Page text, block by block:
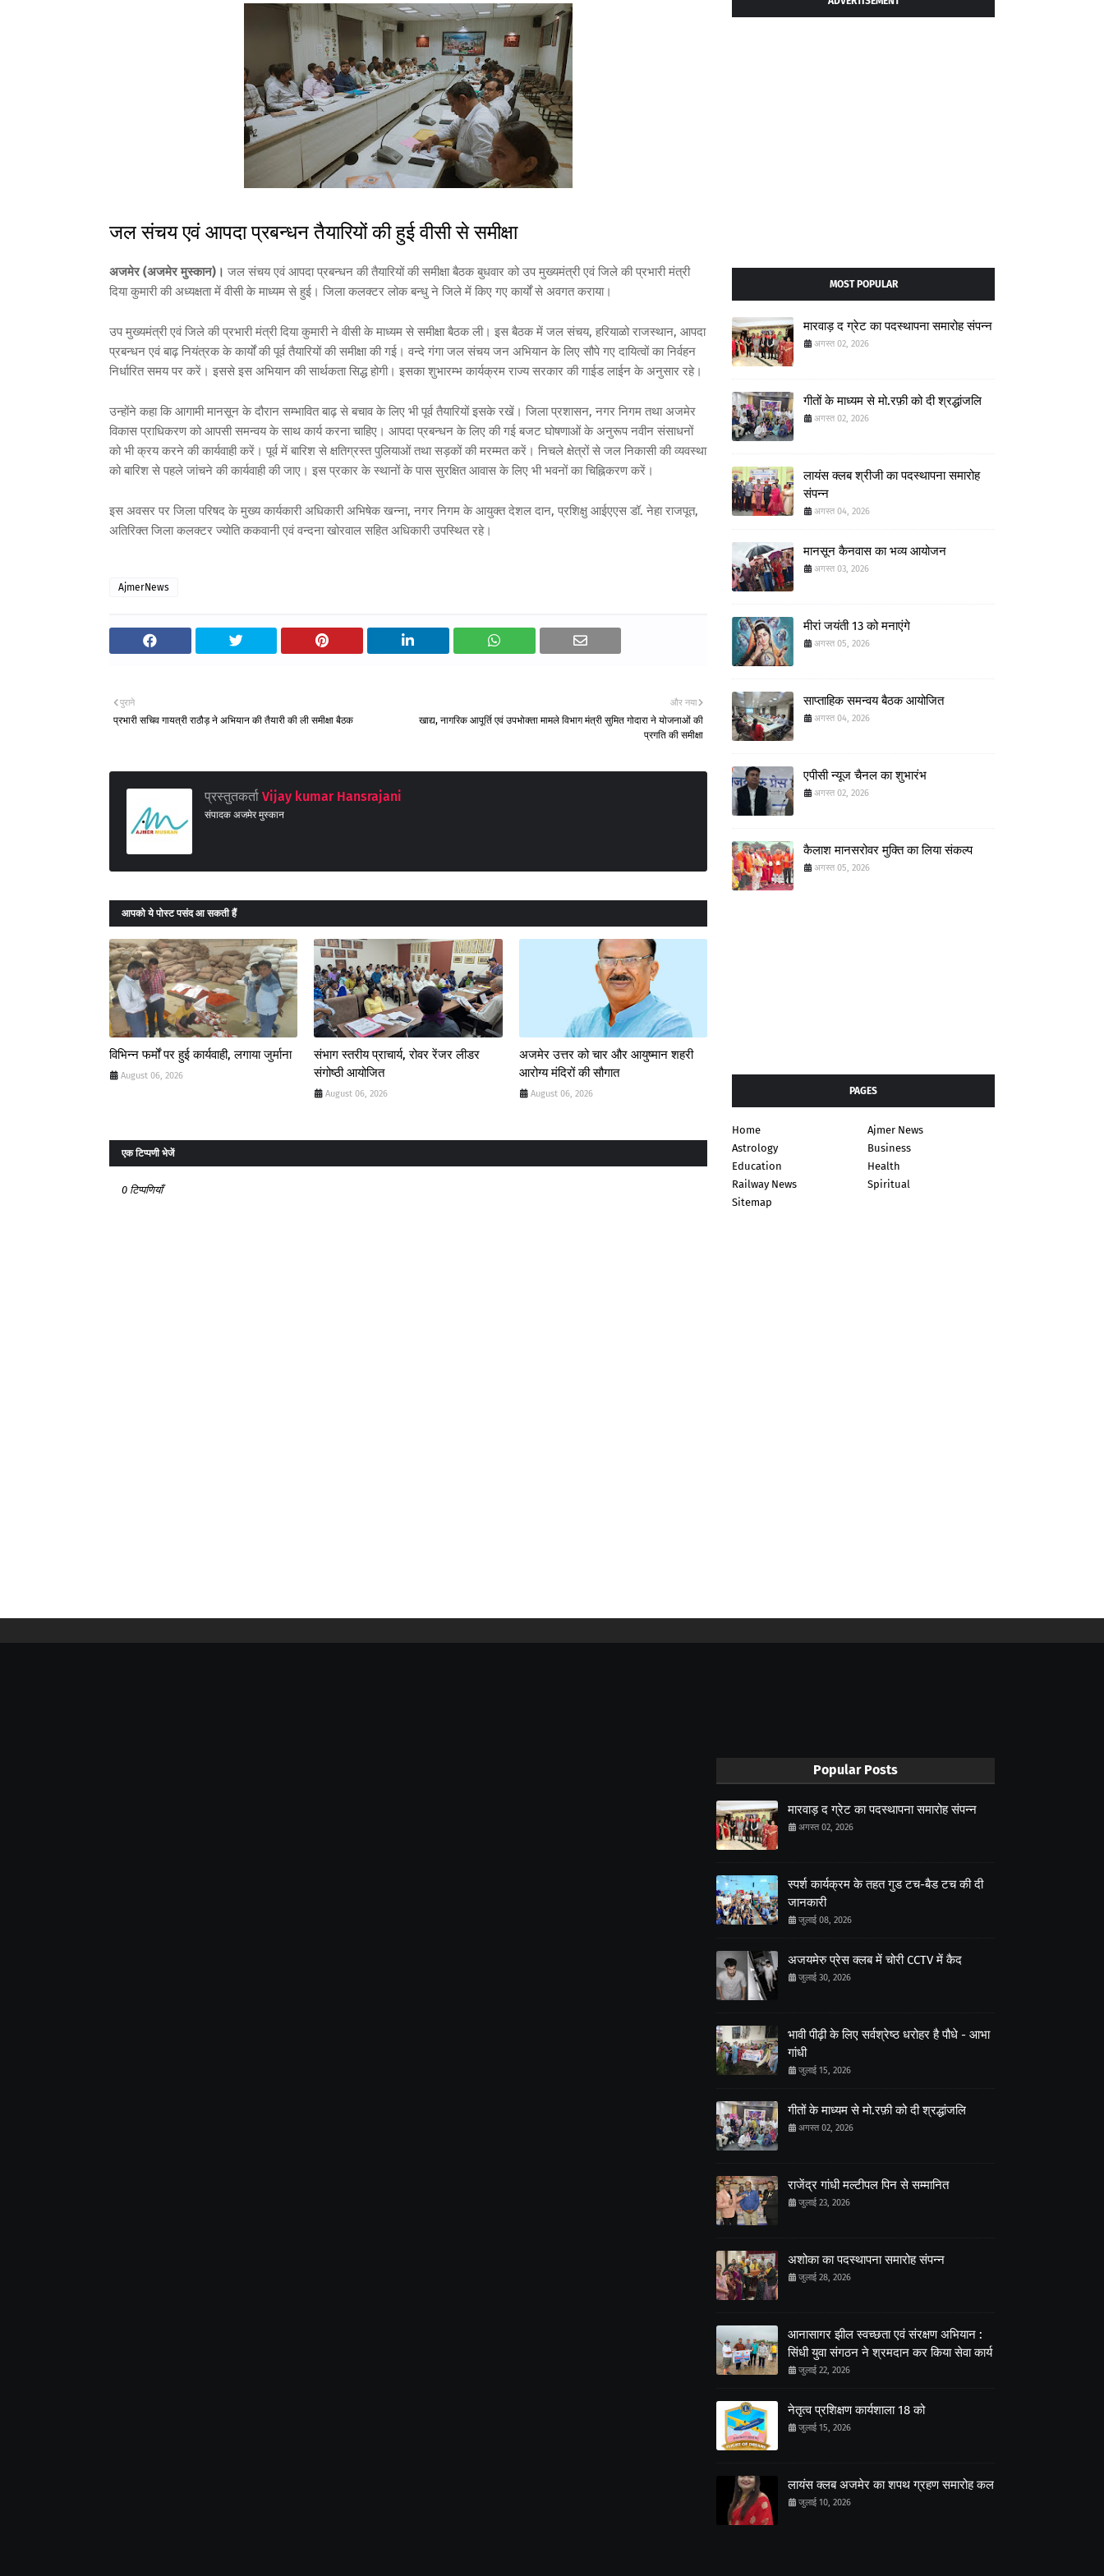
जल संचय एवं आपदा प्रबन्धन तैयारियों की हुई वीसी से समीक्षा
अजमेर (अजमेर मुस्कान)। जल संचय एवं आपदा प्रबन्धन की तैयारियों की समीक्षा बैठक बुधवार को उप मुख्यमंत्री एवं जिले की प्रभारी मंत्री
दिया कुमारी की अध्यक्षता में वीसी के माध्यम से हुई। जिला कलक्टर लोक बन्धु ने जिले में किए गए कार्यों से अवगत कराया।
उप मुख्यमंत्री एवं जिले की प्रभारी मंत्री दिया कुमारी ने वीसी के माध्यम से समीक्षा बैठक ली। इस बैठक में जल संचय, हरियाळो राजस्थान, आपदा
प्रबन्धन एवं बाढ़ नियंत्रक के कार्यों की पूर्व तैयारियों की समीक्षा की गई। वन्दे गंगा जल संचय जन अभियान के लिए सौपे गए दायित्वों का निर्वहन
निर्धारित समय पर करें। इससे इस अभियान की सार्थकता सिद्ध होगी। इसका शुभारम्भ कार्यक्रम राज्य सरकार की गाईड लाईन के अनुसार रहे।
उन्होंने कहा कि आगामी मानसून के दौरान सम्भावित बाढ़ से बचाव के लिए भी पूर्व तैयारियों इसके रखें। जिला प्रशासन, नगर निगम तथा अजमेर
विकास प्राधिकरण को आपसी समन्वय के साथ कार्य करना चाहिए। आपदा प्रबन्धन के लिए की गई बजट घोषणाओं के अनुरूप नवीन संसाधनों
को भी क्रय करने की कार्यवाही करें। पूर्व में बारिश से क्षतिग्रस्त पुलियाओं तथा सड़कों की मरम्मत करें। निचले क्षेत्रों से जल निकासी की व्यवस्था
को बारिश से पहले जांचने की कार्यवाही की जाए। इस प्रकार के स्थानों के पास सुरक्षित आवास के लिए भी भवनों का चिह्निकरण करें।
इस अवसर पर जिला परिषद के मुख्य कार्यकारी अधिकारी अभिषेक खन्ना, नगर निगम के आयुक्त देशल दान, प्रशिक्षु आईएएस डॉ. नेहा राजपूत,
अतिरिक्त जिला कलक्टर ज्योति ककवानी एवं वन्दना खोरवाल सहित अधिकारी उपस्थित रहे।
AjmerNews
और नया
खाद्य, नागरिक आपूर्ति एवं उपभोक्ता मामले विभाग मंत्री सुमित गोदारा ने योजनाओं की
प्रगति की समीक्षा
पुराने
प्रभारी सचिव गायत्री राठौड़ ने अभियान की तैयारी की ली समीक्षा बैठक
प्रस्तुतकर्ता Vijay kumar Hansrajani
संपादक अजमेर मुस्कान
आपको ये पोस्ट पसंद आ सकती हैं
विभिन्न फर्मों पर हुई कार्यवाही, लगाया जुर्माना
August 06, 2026
संभाग स्तरीय प्राचार्य, रोवर रेंजर लीडर
संगोष्ठी आयोजित
August 06, 2026
अजमेर उत्तर को चार और आयुष्मान शहरी
आरोग्य मंदिरों की सौगात
August 06, 2026
एक टिप्पणी भेजें
0 टिप्पणियाँ
MOST POPULAR
मारवाड़ द ग्रेट का पदस्थापना समारोह संपन्न
अगस्त 02, 2026
गीतों के माध्यम से मो.रफ़ी को दी श्रद्धांजलि
अगस्त 02, 2026
लायंस क्लब श्रीजी का पदस्थापना समारोह
संपन्न
अगस्त 04, 2026
मानसून कैनवास का भव्य आयोजन
अगस्त 03, 2026
मीरां जयंती 13 को मनाएंगे
अगस्त 05, 2026
साप्ताहिक समन्वय बैठक आयोजित
अगस्त 04, 2026
एपीसी न्यूज चैनल का शुभारंभ
अगस्त 02, 2026
कैलाश मानसरोवर मुक्ति का लिया संकल्प
अगस्त 05, 2026
PAGES
Home
Ajmer News
Astrology
Business
Education
Health
Railway News
Spiritual
Sitemap
Popular Posts
मारवाड़ द ग्रेट का पदस्थापना समारोह संपन्न
अगस्त 02, 2026
स्पर्श कार्यक्रम के तहत गुड टच-बैड टच की दी
जानकारी
जुलाई 08, 2026
अजयमेरु प्रेस क्लब में चोरी CCTV में कैद
जुलाई 30, 2026
भावी पीढ़ी के लिए सर्वश्रेष्ठ धरोहर है पौधे - आभा
गांधी
जुलाई 15, 2026
गीतों के माध्यम से मो.रफ़ी को दी श्रद्धांजलि
अगस्त 02, 2026
राजेंद्र गांधी मल्टीपल पिन से सम्मानित
जुलाई 23, 2026
अशोका का पदस्थापना समारोह संपन्न
जुलाई 28, 2026
आनासागर झील स्वच्छता एवं संरक्षण अभियान :
सिंधी युवा संगठन ने श्रमदान कर किया सेवा कार्य
जुलाई 22, 2026
नेतृत्व प्रशिक्षण कार्यशाला 18 को
जुलाई 15, 2026
लायंस क्लब अजमेर का शपथ ग्रहण समारोह कल
जुलाई 10, 2026